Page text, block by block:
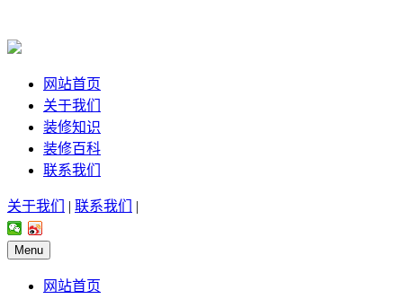
网站首页
关于我们
装修知识
装修百科
联系我们
关于我们 | 联系我们 |
Menu
网站首页